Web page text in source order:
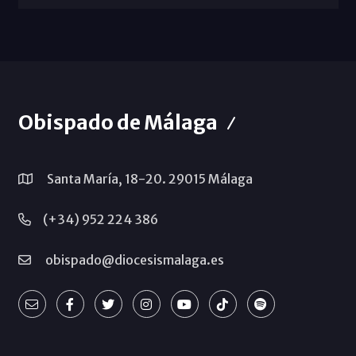
Obispado de Málaga
Santa María, 18-20. 29015 Málaga
(+34) 952 224 386
obispado@diocesismalaga.es